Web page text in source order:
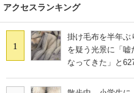
アクセスランキング
1
掛け毛布を半年
を疑う光景に「嘘
なってきた」と